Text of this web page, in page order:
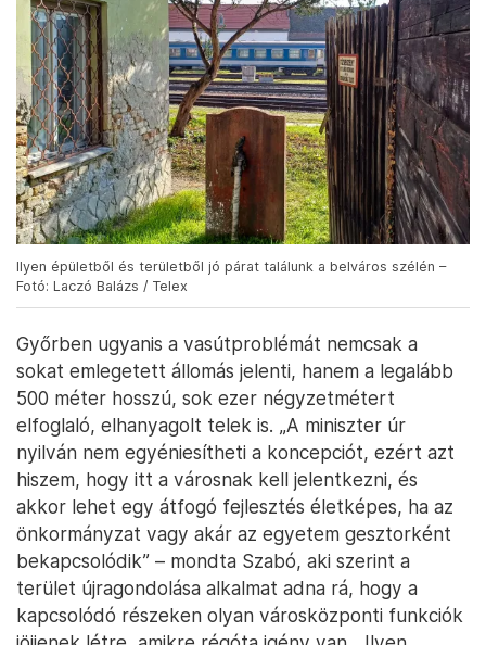
Ilyen épületből és területből jó párat találunk a belváros szélén –
Fotó: Laczó Balázs / Telex
Győrben ugyanis a vasútproblémát nemcsak a
sokat emlegetett állomás jelenti, hanem a legalább
500 méter hosszú, sok ezer négyzetmétert
elfoglaló, elhanyagolt telek is. „A miniszter úr
nyilván nem egyéniesítheti a koncepciót, ezért azt
hiszem, hogy itt a városnak kell jelentkezni, és
akkor lehet egy átfogó fejlesztés életképes, ha az
önkormányzat vagy akár az egyetem gesztorként
bekapcsolódik” – mondta Szabó, aki szerint a
terület újragondolása alkalmat adna rá, hogy a
kapcsolódó részeken olyan városközponti funkciók